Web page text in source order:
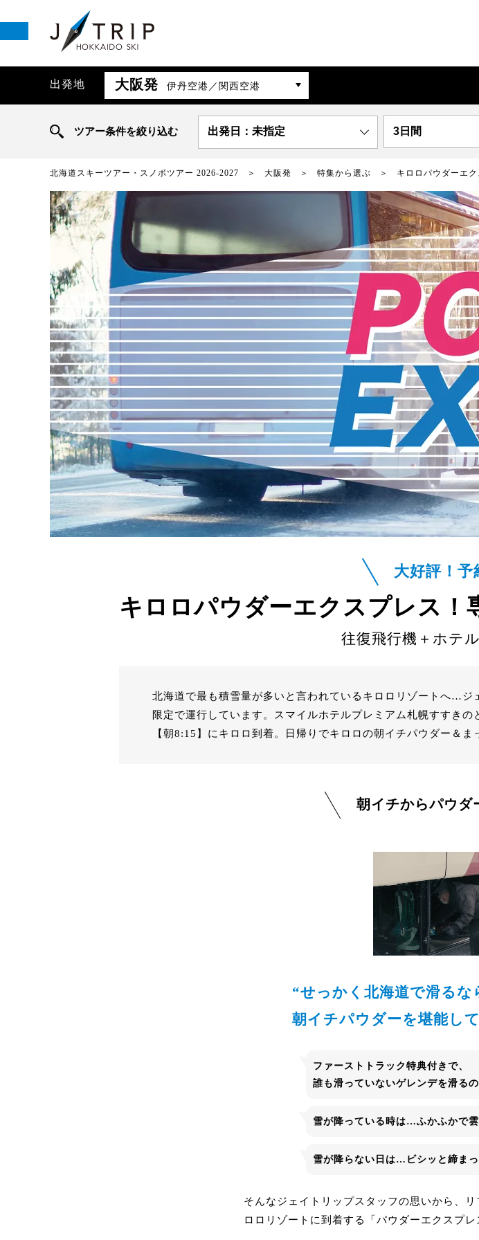
出発地 大阪発 伊丹空港／関西空港
ツアー条件を絞り込む 出発日：未指定 3日間
北海道スキーツアー・スノボツアー 2026-2027 大阪発 特集から選ぶ キロロパウダーエ
大好評！予
キロロパウダーエクスプレス！
往復飛行機＋ホテ
北海道で最も積雪量が多いと言われているキロロリゾートへ…
限定で運行しています。スマイルホテルプレミアム札幌すすき
【朝8:15】にキロロ到着。日帰りでキロロの朝イチパウダー＆ま
朝イチからパウダ
“せっかく北海道で滑るな
朝イチパウダーを堪能し
ファーストトラック特典付きで、
誰も滑っていないゲレンデを滑るの
雪が降っている時は…ふかふかで
雪が降らない日は… ビシッと締ま
そんなジェイトリップスタッフの思いから、
ロロリゾートに到着する「パウダーエクスプレ